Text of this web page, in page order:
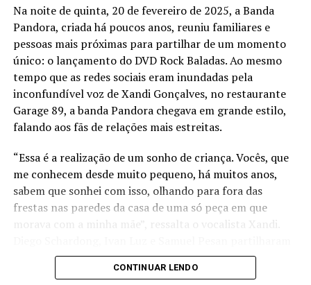
Na noite de quinta, 20 de fevereiro de 2025, a Banda
Pandora, criada há poucos anos, reuniu familiares e
pessoas mais próximas para partilhar de um momento
único: o lançamento do DVD Rock Baladas. Ao mesmo
tempo que as redes sociais eram inundadas pela
inconfundível voz de Xandi Gonçalves, no restaurante
Garage 89, a banda Pandora chegava em grande estilo,
falando aos fãs de relações mais estreitas.
“Essa é a realização de um sonho de criança. Vocês, que
me conhecem desde muito pequeno, há muitos anos,
sabem que sonhei com isso, olhando para fora das
frestas nas paredes da casa de uma só peça em que
morava com a minha mãe”, ressalta o vocalista Xandi.
da alegria, deixando evidente que o lançamento do DVD,
que está no youtube, é uma vitória gigantesca.
CONTINUAR LENDO